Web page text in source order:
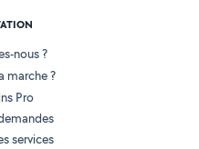
nous ?
marche ?
Pro
services